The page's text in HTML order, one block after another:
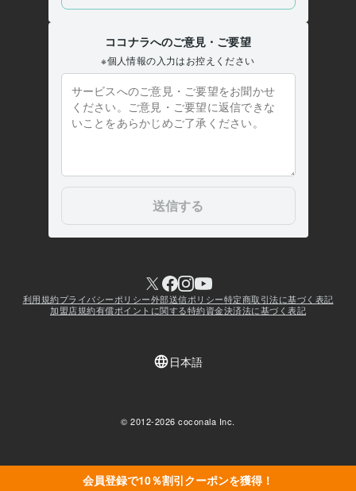
会員登録で10％割引クーポンを獲得！